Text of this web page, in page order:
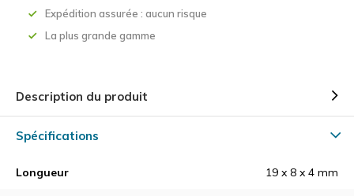
Expédition assurée : aucun risque
La plus grande gamme
Description du produit
Spécifications
Longueur 19 x 8 x 4 mm